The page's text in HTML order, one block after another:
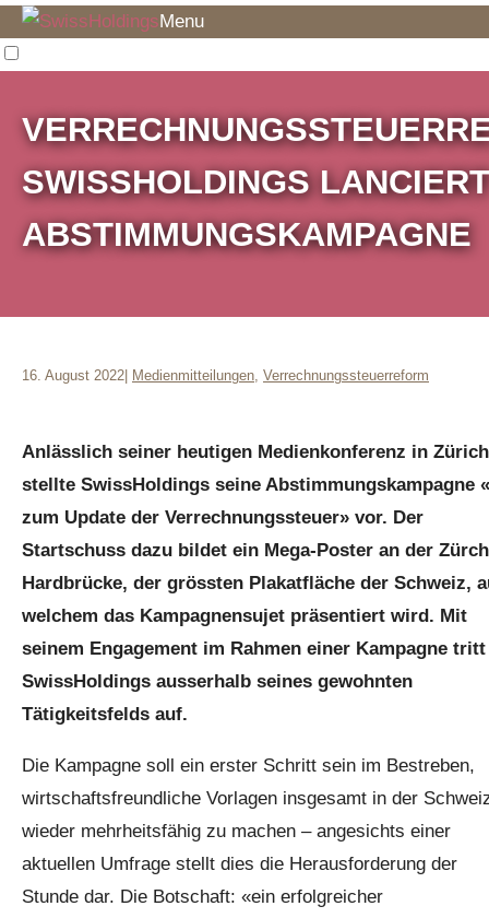
Menu
SWISSHOLDINGS LANCIERT
ABSTIMMUNGSKAMPAGNE
16. August 2022 Medienmitteilungen, Verrechnungssteuerreform
Anlässlich seiner heutigen Medienkonferenz in Zürich
stellte SwissHoldings seine Abstimmungskampagne
zum Update der Verrechnungssteuer» vor. Der
Startschuss dazu bildet ein Mega-Poster an der
Hardbrücke, der grössten Plakatfläche der Schweiz,
welchem das Kampagnensujet präsentiert wird. Mit
seinem Engagement im Rahmen einer Kampagne tritt
SwissHoldings ausserhalb seines gewohnten
Tätigkeitsfelds auf.
Die Kampagne soll ein erster Schritt sein im Bestreben,
wirtschaftsfreundliche Vorlagen insgesamt in der
wieder mehrheitsfähig zu machen – angesichts einer
aktuellen Umfrage stellt dies die Herausforderung der
Stunde dar. Die Botschaft: «ein erfolgreicher